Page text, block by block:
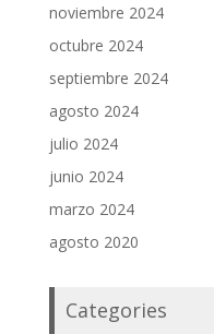
noviembre 2024
octubre 2024
septiembre 2024
agosto 2024
julio 2024
junio 2024
marzo 2024
agosto 2020
Categories